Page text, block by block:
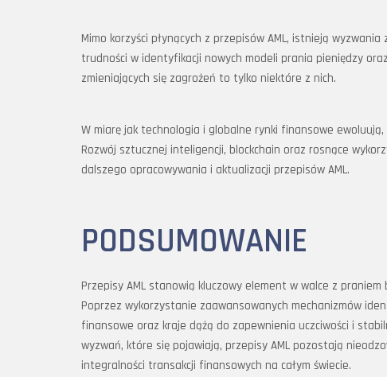
Mimo korzyści płynących z przepisów AML, istnieją
trudności w identyfikacji nowych modeli prania pieniędzy
zmieniających się zagrożeń to tylko niektóre z nich.
W miarę jak technologia i globalne rynki finansowe
Rozwój sztucznej inteligencji, blockchain oraz rosnące
dalszego opracowywania i aktualizacji przepisów AML.
PODSUMOWANIE
Przepisy AML stanowią kluczowy element w walce z
Poprzez wykorzystanie zaawansowanych mechanizmów
finansowe oraz kraje dążą do zapewnienia uczciwości i
wyzwań, które się pojawiają, przepisy AML pozostają
integralności transakcji finansowych na całym świecie.